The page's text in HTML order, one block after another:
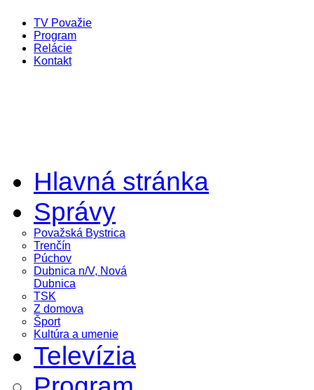
TV Považie
Program
Relácie
Kontakt
Hlavná stránka
Správy
Považská Bystrica
Trenčín
Púchov
Dubnica n/V, Nová
Dubnica
TSK
Z domova
Šport
Kultúra a umenie
Televízia